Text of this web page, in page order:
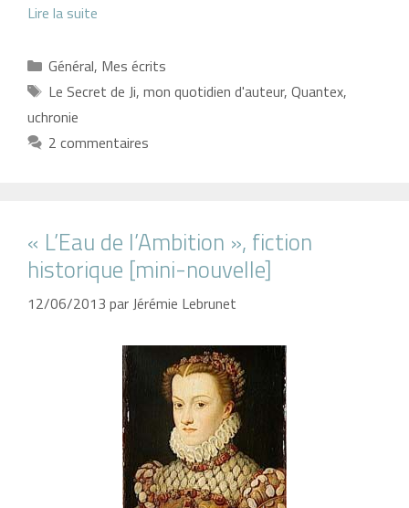
Lire la suite
Catégories
Général, Mes écrits
Étiquettes
Le Secret de Ji, mon quotidien d'auteur, Quantex,
uchronie
2 commentaires
« L’Eau de l’Ambition », fiction
historique [mini-nouvelle]
12/06/2013 par Jérémie Lebrunet